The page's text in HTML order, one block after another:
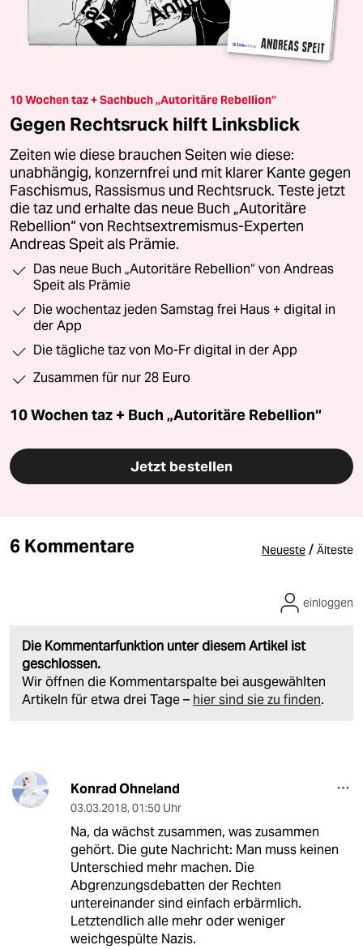
10 Wochen taz + Sachbuch „Autoritäre Rebellion“
Gegen Rechtsruck hilft Linksblick
Zeiten wie diese brauchen Seiten wie diese:
unabhängig, konzernfrei und mit klarer Kante gegen
Faschismus, Rassismus und Rechtsruck. Teste jetzt
die taz und erhalte das neue Buch „Autoritäre
Rebellion“ von Rechtsextremismus-Experten
Andreas Speit als Prämie.
Das neue Buch „Autoritäre Rebellion“ von Andreas
Speit als Prämie
Die wochentaz jeden Samstag frei Haus + digital in
der App
Die tägliche taz von Mo-Fr digital in der App
Zusammen für nur 28 Euro
10 Wochen taz + Buch „Autoritäre Rebellion“
Jetzt bestellen
6 Kommentare Neueste / Älteste
Die Kommentarfunktion unter diesem Artikel ist
geschlossen.
Wir öffnen die Kommentarspalte bei ausgewählten
Artikeln für etwa drei Tage – hier sind sie zu finden.
einloggen
Konrad Ohneland
03.03.2018, 01:50 Uhr
Na, da wächst zusammen, was zusammen
gehört. Die gute Nachricht: Man muss keinen
Unterschied mehr machen. Die
Abgrenzungsdebatten der Rechten
untereinander sind einfach erbärmlich.
Letztendlich alle mehr oder weniger
weichgespülte Nazis.